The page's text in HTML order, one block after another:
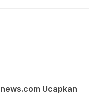
Ucapkan